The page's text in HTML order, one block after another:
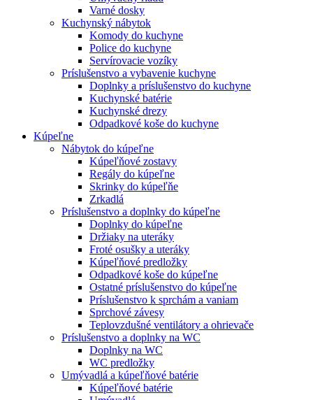
Varné dosky
Kuchynský nábytok
Komody do kuchyne
Police do kuchyne
Servírovacie vozíky
Príslušenstvo a vybavenie kuchyne
Doplnky a príslušenstvo do kuchyne
Kuchynské batérie
Kuchynské drezy
Odpadkové koše do kuchyne
Kúpeľne
Nábytok do kúpeľne
Kúpeľňové zostavy
Regály do kúpeľne
Skrinky do kúpeľňe
Zrkadlá
Príslušenstvo a doplnky do kúpeľne
Doplnky do kúpeľne
Držiaky na uteráky
Froté osušky a uteráky
Kúpeľňové predložky
Odpadkové koše do kúpeľne
Ostatné príslušenstvo do kúpeľne
Príslušenstvo k sprchám a vaniam
Sprchové závesy
Teplovzdušné ventilátory a ohrievače
Príslušenstvo a doplnky na WC
Doplnky na WC
WC predložky
Umývadlá a kúpeľňové batérie
Kúpeľňové batérie